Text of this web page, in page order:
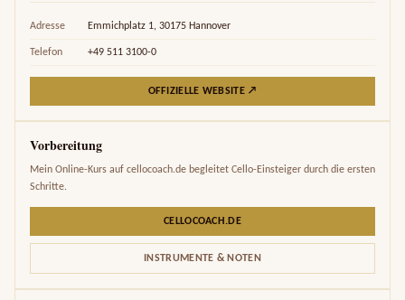
Adresse Emmichplatz 1, 30175 Hannover
Telefon +49 511 3100-0
OFFIZIELLE WEBSITE ↗
Vorbereitung
Mein Online-Kurs auf cellocoach.de begleitet Cello-Einsteiger durch die ersten
Schritte.
CELLOCOACH.DE
INSTRUMENTE & NOTEN